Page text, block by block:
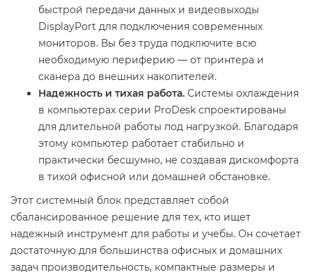
быстрой передачи данных и видеовыходы
DisplayPort для подключения современных
мониторов. Вы без труда подключите всю
необходимую периферию — от принтера и
сканера до внешних накопителей.
Надежность и тихая работа. Системы охлаждения
в компьютерах серии ProDesk спроектированы
для длительной работы под нагрузкой. Благодаря
этому компьютер работает стабильно и
практически бесшумно, не создавая дискомфорта
в тихой офисной или домашней обстановке.
Этот системный блок представляет собой
сбалансированное решение для тех, кто ищет
надежный инструмент для работы и учебы. Он сочетает
достаточную для большинства офисных и домашних
задач производительность, компактные размеры и